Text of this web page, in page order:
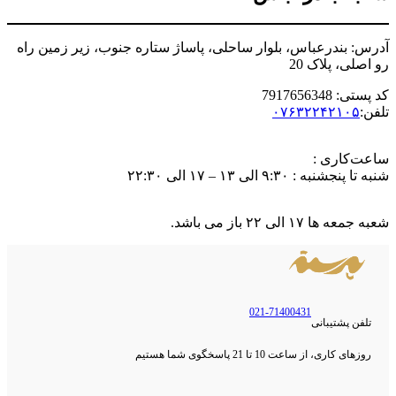
آدرس: بندرعباس، بلوار ساحلی، پاساژ ستاره جنوب، زیر زمین راه
رو اصلی، پلاک 20
کد پستی: 7917656348
تلفن:۰۷۶۳۲۲۴۲۱۰۵
ساعت‌کاری :
شنبه تا پنجشنبه : ۹:۳۰ الی ۱۳ – ۱۷ الی ۲۲:۳۰
شعبه جمعه ها ۱۷ الی ۲۲ باز می باشد.
تلفن پشتیبانی
021-71400431
روزهای کاری، از ساعت 10 تا 21 پاسخگوی شما هستیم